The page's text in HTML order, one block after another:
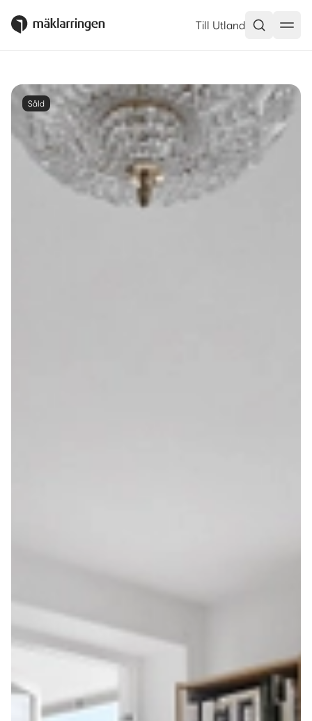
Till Utland
Såld